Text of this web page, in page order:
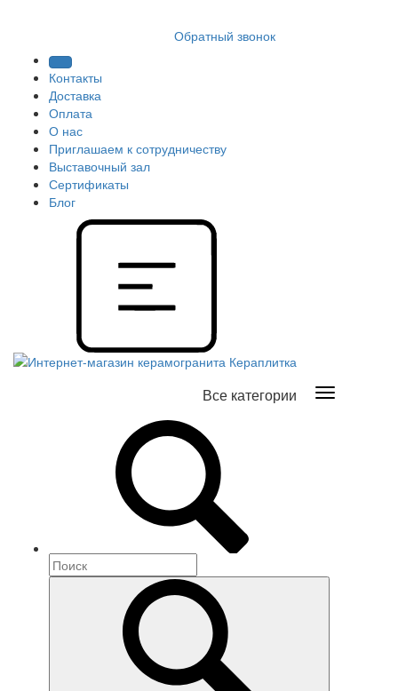
Обратный звонок
Контакты
Доставка
Оплата
О нас
Приглашаем к сотрудничеству
Выставочный зал
Сертификаты
Блог
Все категории